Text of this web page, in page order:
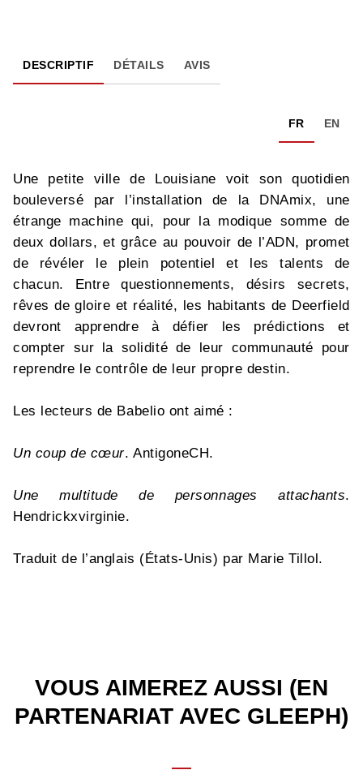
DESCRIPTIF DÉTAILS AVIS
FR EN
Une petite ville de Louisiane voit son quotidien
bouleversé par l’installation de la DNAmix, une
étrange machine qui, pour la modique somme de
deux dollars, et grâce au pouvoir de l’ADN, promet
de révéler le plein potentiel et les talents de
chacun. Entre questionnements, désirs secrets,
rêves de gloire et réalité, les habitants de Deerfield
devront apprendre à défier les prédictions et
compter sur la solidité de leur communauté pour
reprendre le contrôle de leur propre destin.
Les lecteurs de Babelio ont aimé :
Un coup de cœur. AntigoneCH.
Une multitude de personnages attachants.
Hendrickxvirginie.
Traduit de l’anglais (États-Unis) par Marie Tillol.
VOUS AIMEREZ AUSSI (EN
PARTENARIAT AVEC GLEEPH)